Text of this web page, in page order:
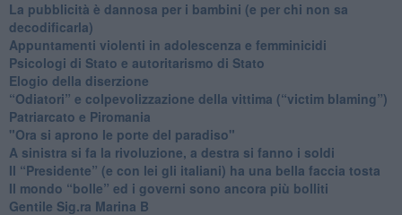
​La pubblicità è dannosa per i bambini (e per chi non sa
decodificarla)
​Appuntamenti violenti in adolescenza e femminicidi
​Psicologi di Stato e autoritarismo di Stato
Elogio della diserzione
“Odiatori” e colpevolizzazione della vittima (“victim blaming”)
​Patriarcato e Piromania
"Ora si aprono le porte del paradiso"
​A sinistra si fa la rivoluzione, a destra si fanno i soldi
​Il “Presidente” (e con lei gli italiani) ha una bella faccia tosta
​Il mondo “bolle” ed i governi sono ancora più bolliti
​Gentile Sig.ra Marina B